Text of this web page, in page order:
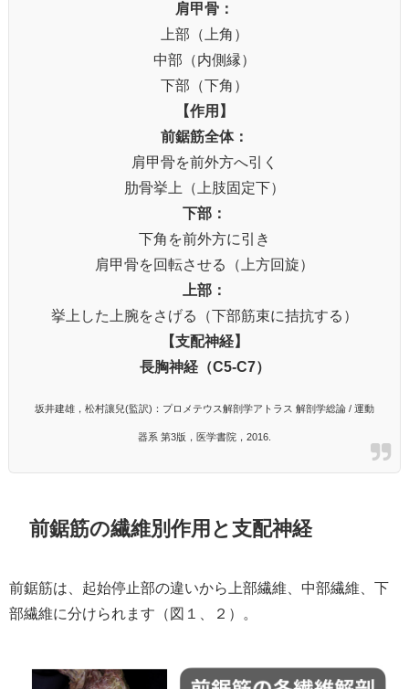
肩甲骨：
上部（上角）
中部（内側縁）
下部（下角）
【作用】
前鋸筋全体：
肩甲骨を前外方へ引く
肋骨挙上（上肢固定下）
下部：
下角を前外方に引き
肩甲骨を回転させる（上方回旋）
上部：
挙上した上腕をさげる（下部筋束に拮抗する）
【支配神経】
長胸神経（C5-C7）
坂井建雄，松村讓兒(監訳)：プロメテウス解剖学アトラス 解剖学総論 / 運動
器系 第3版，医学書院，2016.
前鋸筋の繊維別作用と支配神経
前鋸筋は、起始停止部の違いから上部繊維、中部繊維、下
部繊維に分けられます（図１、２）。